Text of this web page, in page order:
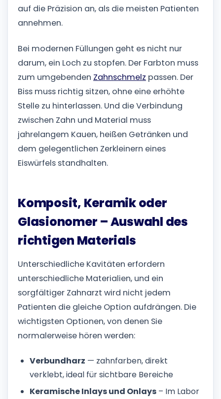
auf die Präzision an, als die meisten Patienten
annehmen.
Bei modernen Füllungen geht es nicht nur
darum, ein Loch zu stopfen. Der Farbton muss
zum umgebenden Zahnschmelz passen. Der
Biss muss richtig sitzen, ohne eine erhöhte
Stelle zu hinterlassen. Und die Verbindung
zwischen Zahn und Material muss
jahrelangem Kauen, heißen Getränken und
dem gelegentlichen Zerkleinern eines
Eiswürfels standhalten.
Komposit, Keramik oder
Glasionomer – Auswahl des
richtigen Materials
Unterschiedliche Kavitäten erfordern
unterschiedliche Materialien, und ein
sorgfältiger Zahnarzt wird nicht jedem
Patienten die gleiche Option aufdrängen. Die
wichtigsten Optionen, von denen Sie
normalerweise hören werden:
Verbundharz — zahnfarben, direkt
verklebt, ideal für sichtbare Bereiche
Keramische Inlays und Onlays – Im Labor